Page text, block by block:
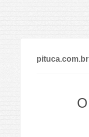
pituca.com.br